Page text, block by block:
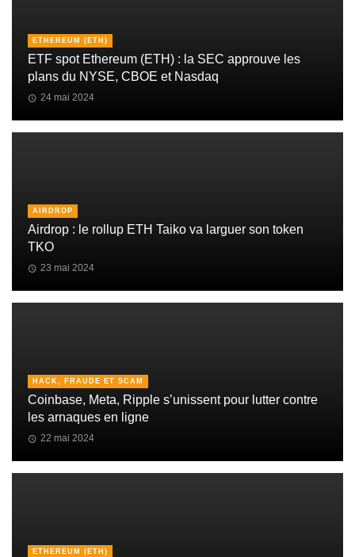
ETHEREUM (ETH)
ETF spot Ethereum (ETH) : la SEC approuve les
plans du NYSE, CBOE et Nasdaq
24 mai 2024
AIRDROP
Airdrop : le rollup ETH Taiko va larguer son token
TKO
23 mai 2024
HACK, FRAUDE ET SCAM
Coinbase, Meta, Ripple s’unissent pour lutter contre
les arnaques en ligne
22 mai 2024
ETHEREUM (ETH)